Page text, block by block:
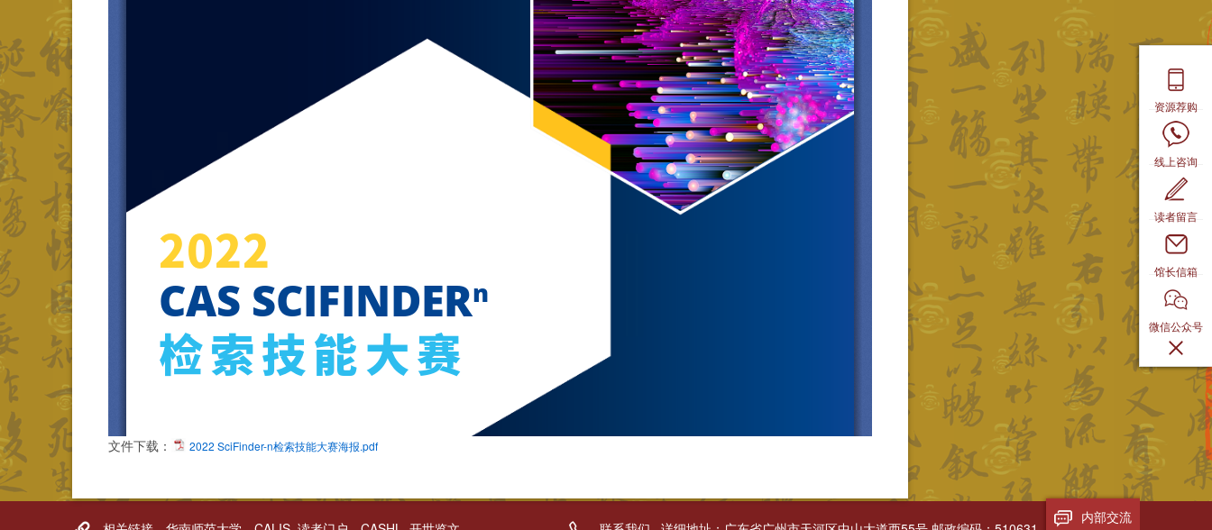
文件下载： 2022 SciFinder-n检索技能大赛海报.pdf
内部交流
资源荐购
线上咨询
读者留言
馆长信箱
微信公众号